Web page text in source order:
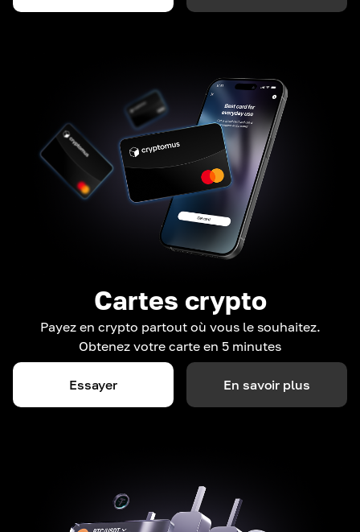
Cartes crypto
Payez en crypto partout où vous le souhaitez.
Obtenez votre carte en 5 minutes
Essayer En savoir plus